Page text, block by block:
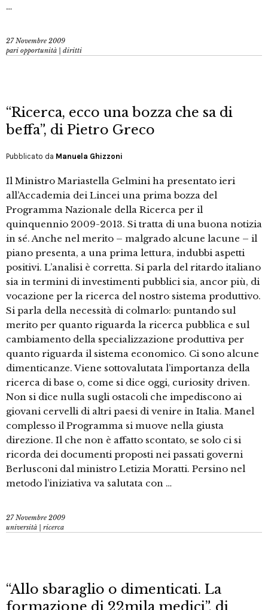
…
27 Novembre 2009
pari opportunità | diritti
“Ricerca, ecco una bozza che sa di
beffa”, di Pietro Greco
Pubblicato da Manuela Ghizzoni
Il Ministro Mariastella Gelmini ha presentato ieri
all’Accademia dei Lincei una prima bozza del
Programma Nazionale della Ricerca per il
quinquennio 2009-2013. Si tratta di una buona notizia
in sé. Anche nel merito – malgrado alcune lacune – il
piano presenta, a una prima lettura, indubbi aspetti
positivi. L’analisi è corretta. Si parla del ritardo italiano
sia in termini di investimenti pubblici sia, ancor più, di
vocazione per la ricerca del nostro sistema produttivo.
Si parla della necessità di colmarlo: puntando sul
merito per quanto riguarda la ricerca pubblica e sul
cambiamento della specializzazione produttiva per
quanto riguarda il sistema economico. Ci sono alcune
dimenticanze. Viene sottovalutata l’importanza della
ricerca di base o, come si dice oggi, curiosity driven.
Non si dice nulla sugli ostacoli che impediscono ai
giovani cervelli di altri paesi di venire in Italia. Manel
complesso il Programma si muove nella giusta
direzione. Il che non è affatto scontato, se solo ci si
ricorda dei documenti proposti nei passati governi
Berlusconi dal ministro Letizia Moratti. Persino nel
metodo l’iniziativa va salutata con …
27 Novembre 2009
università | ricerca
“Allo sbaraglio o dimenticati. La